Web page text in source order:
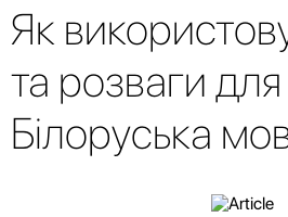
Як
та розваги
Білоруська